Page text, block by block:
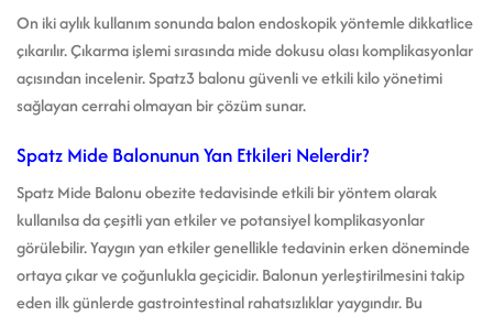
On ikiaylık kullanım sonunda balon endoskopik yöntemle dikkatlice
çıkarılır. Çıkarma işlemi sırasında mide dokusu olası komplikasyonlar
açısından incelenir. Spatz3 balonu güvenli ve etkili kilo yönetimi
sağlayan cerrahi olmayan bir çözüm sunar.
Spatz Mide Balonunun Yan Etkileri Nelerdir?
Spatz Mide Balonu obezite tedavisinde etkili bir yöntem olarak
kullanılsa da çeşitli yan etkiler ve potansiyel komplikasyonlar
görülebilir. Yaygın yan etkiler genellikle tedavinin erken döneminde
ortaya çıkar ve çoğunlukla geçicidir. Balonun yerleştirilmesini takip
eden ilk günlerde gastrointestinal rahatsızlıklar yaygındır. Bu